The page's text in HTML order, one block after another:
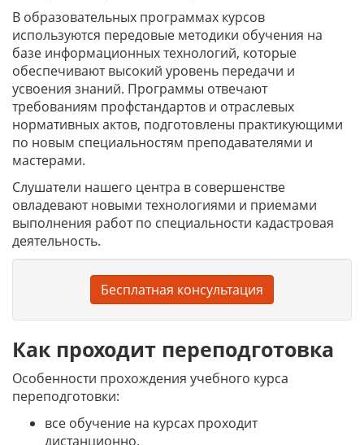
В образовательных программах курсов
используются передовые методики обучения на
базе информационных технологий, которые
обеспечивают высокий уровень передачи и
усвоения знаний. Программы отвечают
требованиям профстандартов и отраслевых
нормативных актов, подготовлены практикующими
по новым специальностям преподавателями и
мастерами.
Слушатели нашего центра в совершенстве
овладевают новыми технологиями и приемами
выполнения работ по специальности кадастровая
деятельность.
Бесплатная консультация
Как проходит переподготовка
Особенности прохождения учебного курса
переподготовки:
все обучение на курсах проходит
дистанционно.